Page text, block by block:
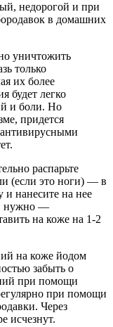
недорогой и при
в домашних
уничтожить
только
их более
будет легко
и боли. Но
придется
антивирусными
распарьте
(если это ноги) — в
и нанесите на нее
нужно —
на коже на 1-2
на коже йодом
забыть о
при помощи
при помощи
Через
исчезнут.